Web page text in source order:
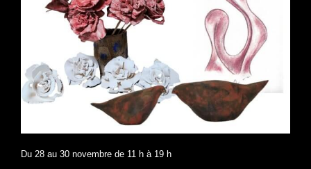
Du 28 au 30 novembre de 11 h à 19 h